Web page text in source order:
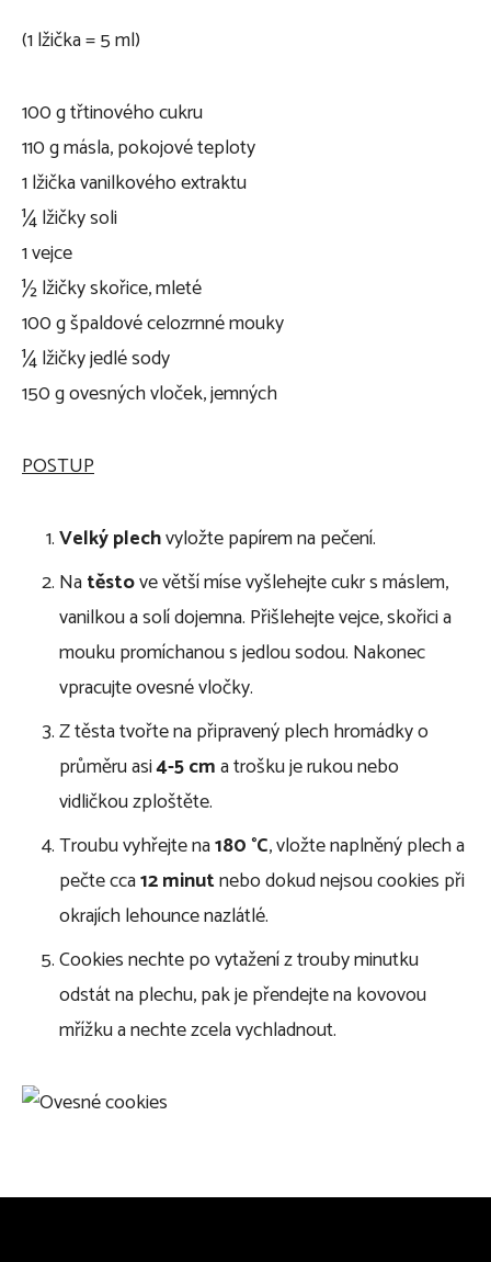
(1 lžička = 5 ml)
100 g třtinového cukru
110 g másla, pokojové teploty
1 lžička vanilkového extraktu
¼ lžičky soli
1 vejce
½ lžičky skořice, mleté
100 g špaldové celozrnné mouky
¼ lžičky jedlé sody
150 g ovesných vloček, jemných
POSTUP
Velký plechvyložte papírem na pečení.
Natěstove větší míse vyšlehejte cukr s máslem,
vanilkou a solí dojemna. Přišlehejte vejce, skořici a
mouku promíchanou s jedlou sodou. Nakonec
vpracujte ovesné vločky.
Z těsta tvořte na připravený plech hromádky o
průměru asi4-5 cma trošku je rukou nebo
vidličkou zploštěte.
Troubu vyhřejte na180 °C, vložte naplněný plech a
pečte cca12 minutnebo dokud nejsou cookies při
okrajích lehounce nazlátlé.
Cookies nechte po vytažení z trouby minutku
odstát na plechu, pak je přendejte na kovovou
mřížku a nechte zcela vychladnout.